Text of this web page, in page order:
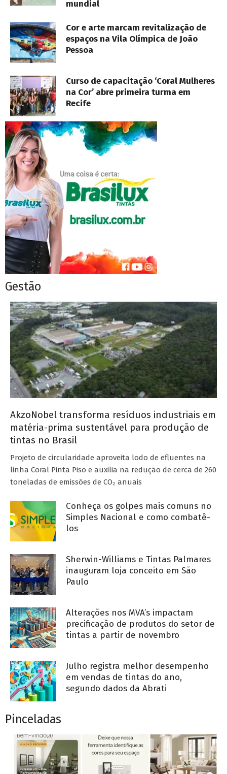
mundial
Cor e arte marcam revitalização de
espaços na Vila Olímpica de João
Pessoa
Curso de capacitação ‘Coral Mulheres
na Cor’ abre primeira turma em
Recife
Gestão
AkzoNobel transforma resíduos industriais em
matéria-prima sustentável para produção de
tintas no Brasil
Projeto de circularidade aproveita lodo de efluentes na
linha Coral Pinta Piso e auxilia na redução de cerca de 260
toneladas de emissões de CO₂ anuais
Conheça os golpes mais comuns no
Simples Nacional e como combatê-
los
Sherwin-Williams e Tintas Palmares
inauguram loja conceito em São
Paulo
Alterações nos MVA’s impactam
precificação de produtos do setor de
tintas a partir de novembro
Julho registra melhor desempenho
em vendas de tintas do ano,
segundo dados da Abrati
Pinceladas